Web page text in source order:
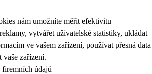
nám umožníte měřit efektivitu
vytvářet uživatelské statistiky, ukládat
ve vašem zařízení, používat přesná data
vaše zařízení.
firemních údajů